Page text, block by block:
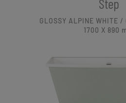
Step
GLOSSY ALPINE WHITE /
1700 X 890